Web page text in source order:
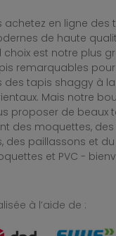
achetez en ligne des
de haute
choix est notre plus
remarquables
des tapis shaggy à
Mais notre
proposer de beaux
des moquettes,
des paillassons et
et PVC -
à l’aide de :